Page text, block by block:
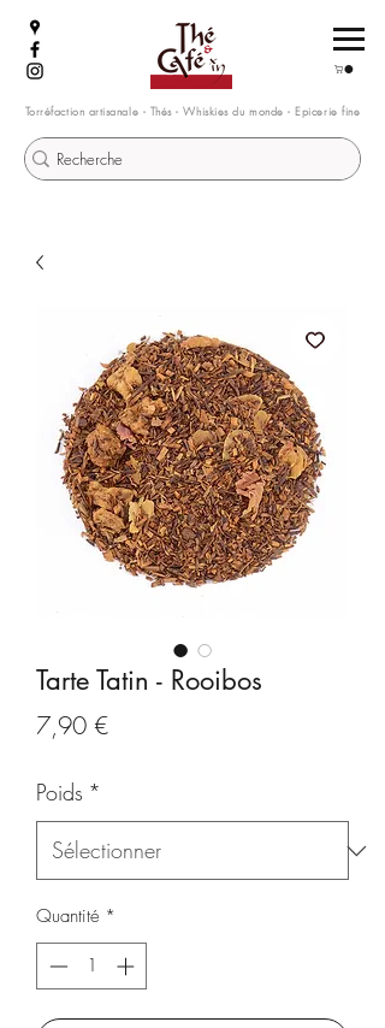
Torréfaction artisanale - Thés - Whiskies du monde - Epicerie fine
Tarte Tatin - Rooibos
7,90 €Prix
Poids *
Quantité *